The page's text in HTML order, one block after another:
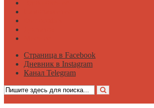
Страница в Facebook
Дневник в Instagram
Канал Telegram